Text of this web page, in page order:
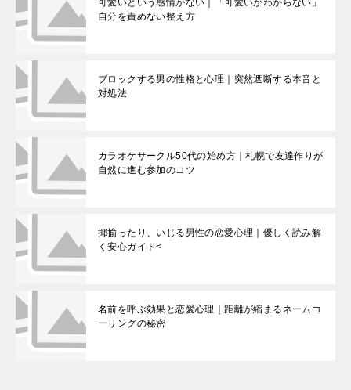
可愛いという感情がない｜「可愛いがわからない」
自分を責めない整え方
ブロックする男の性格と心理｜突然遮断する本音と
対処法
カラオケサークル50代の始め方｜札幌で友達作りが
自然に進む参加のコツ
揶揄ったり、いじる男性の恋愛心理｜優しく読み解
く安心ガイド<
名前を呼ぶ効果と恋愛心理｜距離が縮まるネームコ
ーリングの秘密